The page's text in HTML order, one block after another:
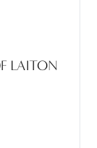
LAITON